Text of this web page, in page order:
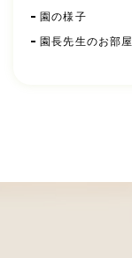
園の様子
園長先生のお部屋